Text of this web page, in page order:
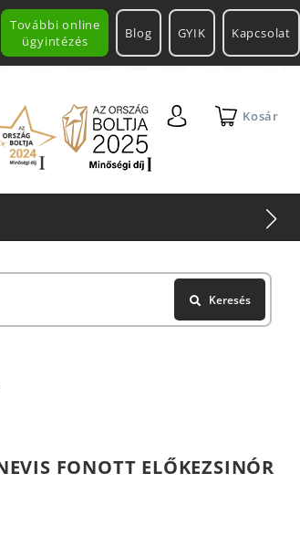
További online
ügyintézés
Blog GYIK Kapcsolat
Kosár
Keresés
FONOTT ELŐKEZSINÓR